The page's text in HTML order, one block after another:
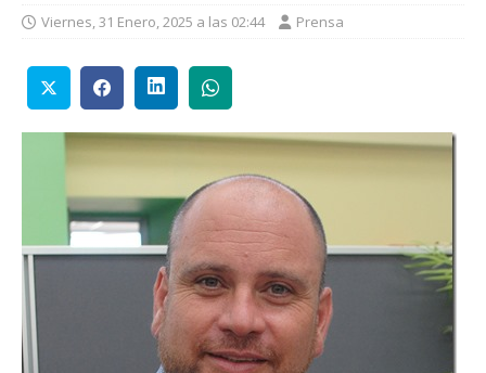
Viernes, 31 Enero, 2025 a las 02:44 Prensa